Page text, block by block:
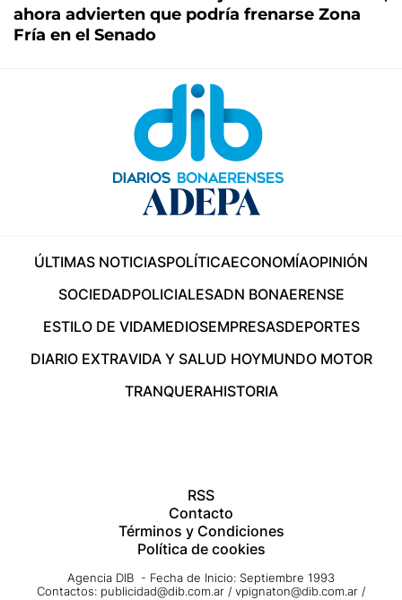
ahora advierten que podría frenarse Zona
Fría en el Senado
ÚLTIMAS NOTICIASPOLÍTICAECONOMÍAOPINIÓN
SOCIEDADPOLICIALESADN BONAERENSE
ESTILO DE VIDAMEDIOSEMPRESASDEPORTES
DIARIO EXTRAVIDA Y SALUD HOYMUNDO MOTOR
TRANQUERAHISTORIA
RSS
Contacto
Términos y Condiciones
Política de cookies
Agencia DIB - Fecha de Inicio: Septiembre 1993
Contactos: publicidad@dib.com.ar / vpignaton@dib.com.ar /